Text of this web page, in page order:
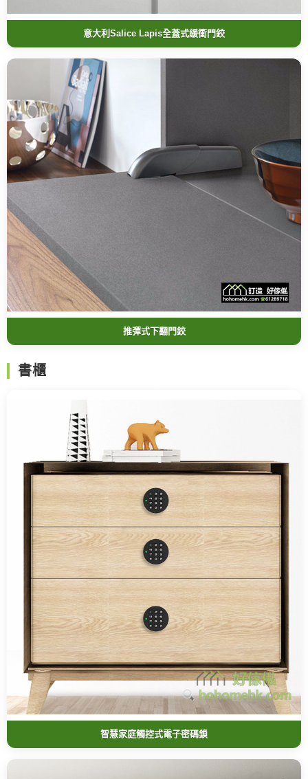
意大利Salice Lapis全蓋式緩衝門鉸
推彈式下翻門鉸
書櫃
智慧家庭觸控式電子密碼鎖